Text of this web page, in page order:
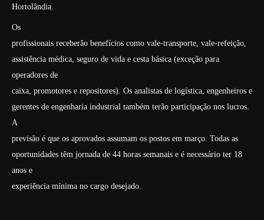
Hortolândia.
Os
profissionais receberão benefícios como vale-transporte, vale-refeição,
assistência médica, seguro de vida e cesta básica (exceção para
operadores de
caixa, promotores e repositores). Os analistas de logística, engenheiros e
gerentes de engenharia industrial também terão participação nos lucros.
A
previsão é que os aprovados assumam os postos em março. Todas as
oportunidades têm jornada de 44 horas semanais e é necessário ter 18
anos e
experiência mínima no cargo desejado.